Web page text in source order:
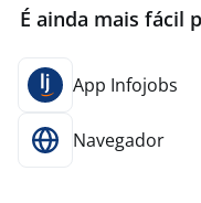
É ainda mais fácil
App Infojobs
Navegador